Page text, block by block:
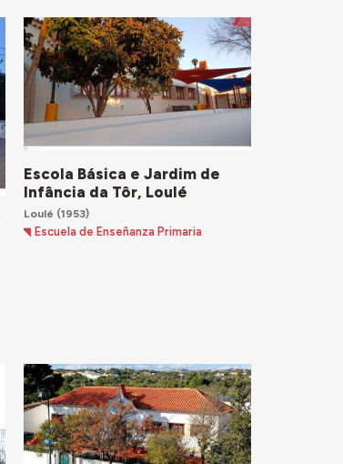
Escola Básica e Jardim de
Infância da Tôr, Loulé
Loulé (1953)
Escuela de Enseñanza Primaria